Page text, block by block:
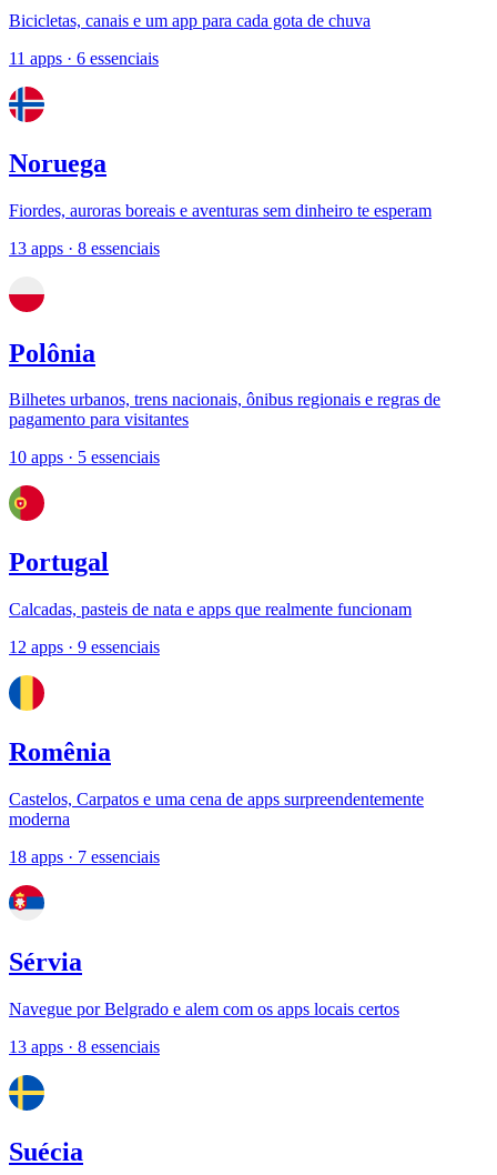
Bicicletas, canais e um app para cada gota de chuva
11 apps · 6 essenciais
Noruega
Fiordes, auroras boreais e aventuras sem dinheiro te esperam
13 apps · 8 essenciais
Polônia
Bilhetes urbanos, trens nacionais, ônibus regionais e regras de
pagamento para visitantes
10 apps · 5 essenciais
Portugal
Calcadas, pasteis de nata e apps que realmente funcionam
12 apps · 9 essenciais
Romênia
Castelos, Carpatos e uma cena de apps surpreendentemente
moderna
18 apps · 7 essenciais
Sérvia
Navegue por Belgrado e alem com os apps locais certos
13 apps · 8 essenciais
Suécia